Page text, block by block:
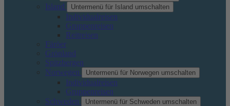
Island Untermenü für Island umschalten
Individualreisen
Gruppenreisen
Reitreisen
Färöer
Grönland
Spitzbergen
Norwegen
Untermenü für Norwegen umschalten
Individualreisen
Gruppenreisen
Schweden
Untermenü für Schweden umschalten